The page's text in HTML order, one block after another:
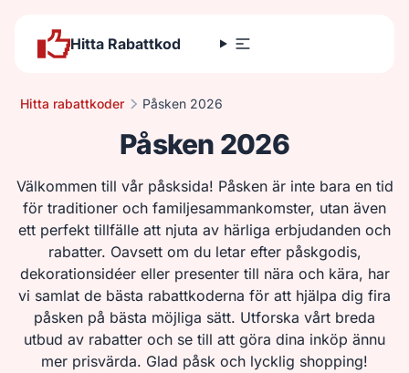
Hitta Rabattkod
Hitta rabattkoder Påsken 2026
Påsken 2026
Välkommen till vår påsksida! Påsken är inte bara en tid
för traditioner och familjesammankomster, utan även
ett perfekt tillfälle att njuta av härliga erbjudanden och
rabatter. Oavsett om du letar efter påskgodis,
dekorationsidéer eller presenter till nära och kära, har
vi samlat de bästa rabattkoderna för att hjälpa dig fira
påsken på bästa möjliga sätt. Utforska vårt breda
utbud av rabatter och se till att göra dina inköp ännu
mer prisvärda. Glad påsk och lycklig shopping!